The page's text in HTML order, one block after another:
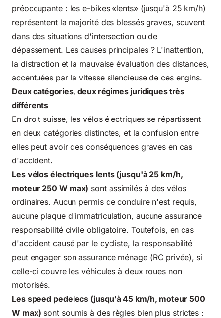
préoccupante : les e-bikes «lents» (jusqu'à 25 km/h)
représentent la majorité des blessés graves, souvent
dans des situations d'intersection ou de
dépassement. Les causes principales ? L'inattention,
la distraction et la mauvaise évaluation des distances,
accentuées par la vitesse silencieuse de ces engins.
Deux catégories, deux régimes juridiques très
différents
En droit suisse, les vélos électriques se répartissent
en deux catégories distinctes, et la confusion entre
elles peut avoir des conséquences graves en cas
d'accident.
Les vélos électriques lents (jusqu'à 25 km/h,
moteur 250 W max) sont assimilés à des vélos
ordinaires. Aucun permis de conduire n'est requis,
aucune plaque d'immatriculation, aucune assurance
responsabilité civile obligatoire. Toutefois, en cas
d'accident causé par le cycliste, la responsabilité
peut engager son assurance ménage (RC privée), si
celle-ci couvre les véhicules à deux roues non
motorisés.
Les speed pedelecs (jusqu'à 45 km/h, moteur 500
W max) sont soumis à des règles bien plus strictes :